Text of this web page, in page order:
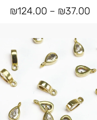
₪37.00
–
₪124.00